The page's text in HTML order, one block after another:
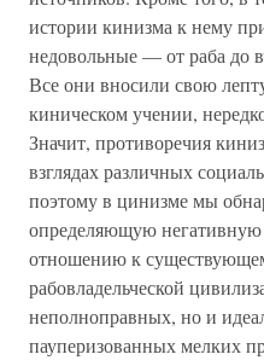
истории кинизма к нему
недовольные — от раба до
Все они вносили свою
киническом учении,
Значит, противоречия
взглядах различных
поэтому в цинизме мы
определяющую
отношению к
рабовладельческой
неполноправных, но и
пауперизованных мелких